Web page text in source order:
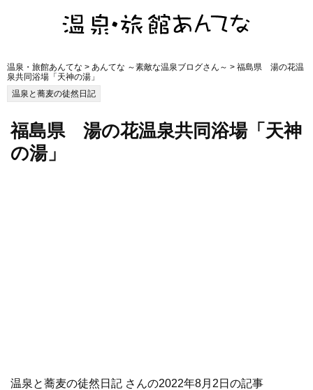
温泉・旅館あんてな > あんてな ～素敵な温泉ブログさん～ > 福島県 湯の花温
泉共同浴場「天神の湯」
温泉と蕎麦の徒然日記
福島県 湯の花温泉共同浴場「天神
の湯」
温泉と蕎麦の徒然日記 さんの2022年8月2日の記事